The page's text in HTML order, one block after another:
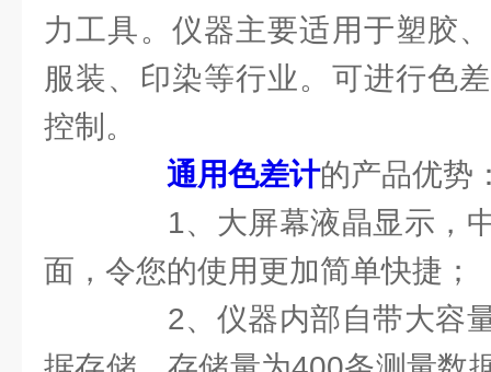
力工具。仪器主要适用于塑胶
服装、印染等行业。可进行色
控制。
通用色差计的产品优势
1、大屏幕液晶显示，中
面，令您的使用更加简单快捷；
2、仪器内部自带大容量